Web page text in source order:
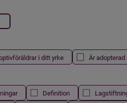
automatiskt
i ditt yrke Är adopterad
Definition